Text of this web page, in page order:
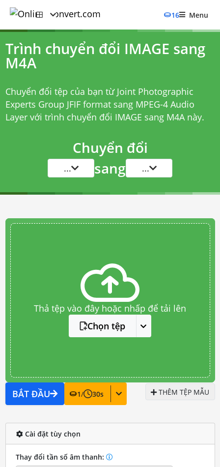
16 Menu
Trình chuyển đổi IMAGE sang
M4A
Chuyển đổi tệp của bạn từ Joint Photographic
Experts Group JFIF format sang MPEG-4 Audio
Layer với trình chuyển đổi IMAGE sang M4Anày.
Chuyển đổi
... sang ...
Thả tệp vào đây hoặc nhấp để tải lên
Chọn tệp
BẮT ĐẦU 1/ 30s THÊM TỆP MẪU
Cài đặt tùy chọn
Thay đổi tần số âm thanh: